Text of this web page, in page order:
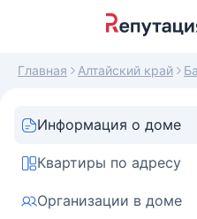
Главная Алтайский край
Информация о доме
Квартиры по адресу
Организации в доме